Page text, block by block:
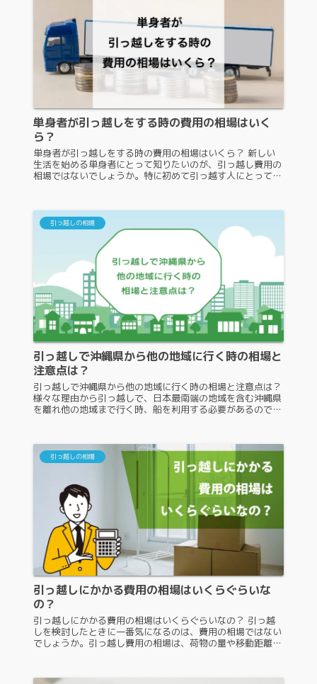
単身者が引っ越しをする時の費用の相場はいく
ら？
単身者が引っ越しをする時の費用の相場はいくら？ 新しい
生活を始める単身者にとって知りたいのが、引っ越し費用の
相場ではないでしょうか。特に初めて引っ越す人にとって
引っ越しの相場
引っ越しで沖縄県から他の地域に行く時の相場と
注意点は？
引っ越しで沖縄県から他の地域に行く時の相場と注意点は？
様々な理由から引っ越しで、日本最南端の地域を含む沖縄県
を離れ他の地域まで行く時、船を利用する必要があるので、
引っ越しの相場
引っ越しにかかる費用の相場はいくらぐらいな
の？
引っ越しにかかる費用の相場はいくらぐらいなの？ 引っ越
しを検討したときに一番気になるのは、費用の相場ではない
でしょうか。引っ越し費用の相場は、荷物の量や移動距離、